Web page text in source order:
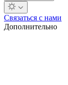
Связаться с нами
Дополнительно